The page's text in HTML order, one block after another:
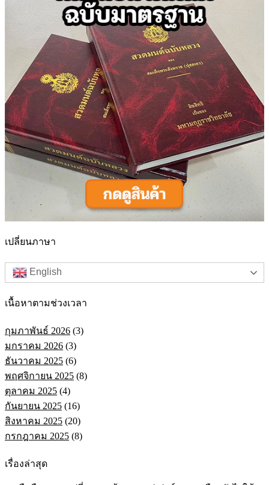
เปลี่ยนภาษา
English
เนื้อหาตามช่วงเวลา
กุมภาพันธ์ 2026 (3)
มกราคม 2026 (3)
ธันวาคม 2025 (6)
พฤศจิกายน 2025 (8)
ตุลาคม 2025 (4)
กันยายน 2025 (16)
สิงหาคม 2025 (20)
กรกฎาคม 2025 (8)
เรื่องล่าสุด